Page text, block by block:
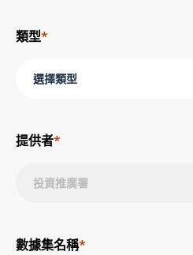
類型*
選擇類型
提供者*
投資推廣署
數據集名稱*